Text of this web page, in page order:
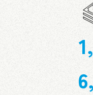
2026年度 日韓大学